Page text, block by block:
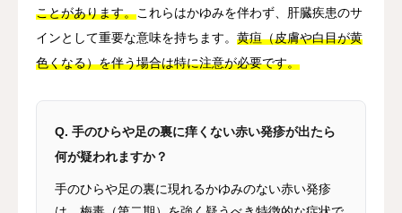
ことがあります。これらはかゆみを伴わず、肝臓疾患のサ
インとして重要な意味を持ちます。 黄疸（皮膚や白目が黄
色くなる）を伴う場合は特に注意が必要です。
Q. 手のひらや足の裏に痒くない赤い発疹が出たら
何が疑われますか？
手のひらや足の裏に現れるかゆみのない赤い発疹